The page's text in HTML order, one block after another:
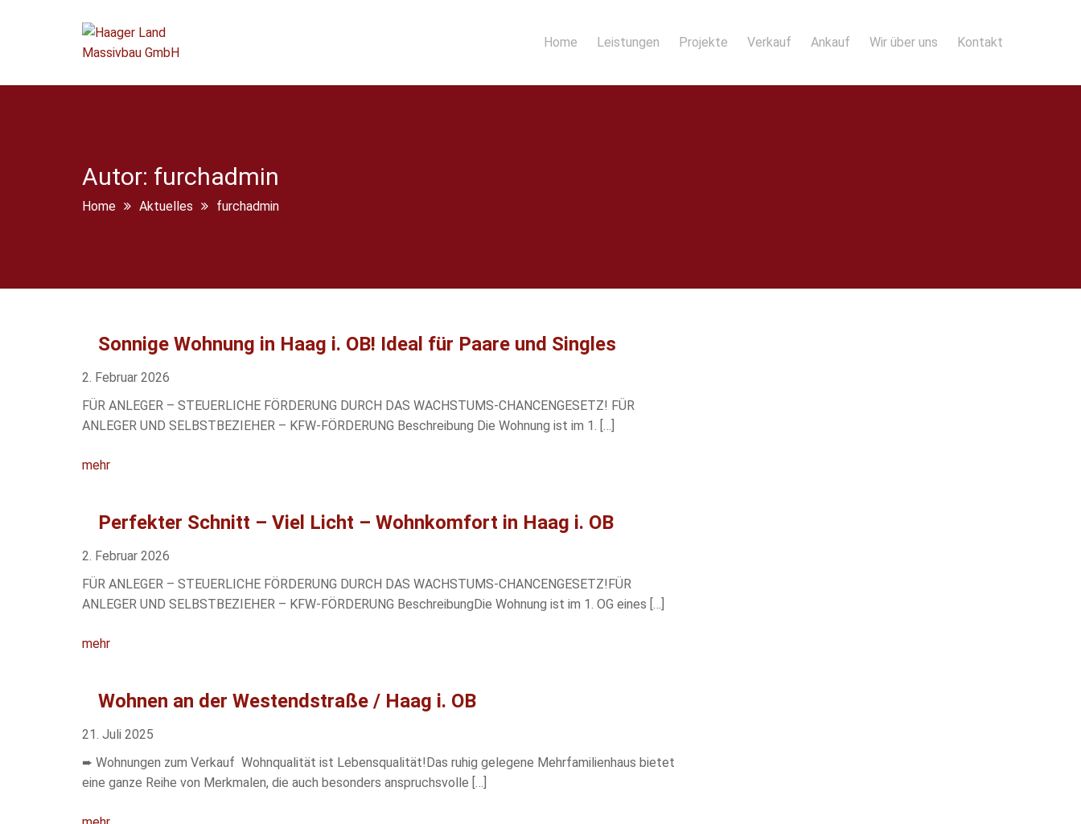
Home Leistungen Projekte Verkauf Ankauf Wir über uns Kontakt
Autor: furchadmin
Home Aktuelles furchadmin
Sonnige Wohnung in Haag i. OB! Ideal für Paare und Singles
2. Februar 2026
FÜR ANLEGER – STEUERLICHE FÖRDERUNG DURCH DAS WACHSTUMS-CHANCENGESETZ! FÜR
ANLEGER UND SELBSTBEZIEHER – KFW-FÖRDERUNG Beschreibung Die Wohnung ist im 1. […]
mehr
Perfekter Schnitt – Viel Licht – Wohnkomfort in Haag i. OB
2. Februar 2026
FÜR ANLEGER – STEUERLICHE FÖRDERUNG DURCH DAS WACHSTUMS-CHANCENGESETZ!FÜR
ANLEGER UND SELBSTBEZIEHER – KFW-FÖRDERUNG BeschreibungDie Wohnung ist im 1. OG eines […]
mehr
Wohnen an der Westendstraße / Haag i. OB
21. Juli 2025
➨ Wohnungen zum Verkauf Wohnqualität ist Lebensqualität!Das ruhig gelegene Mehrfamilienhaus bietet
eine ganze Reihe von Merkmalen, die auch besonders anspruchsvolle […]